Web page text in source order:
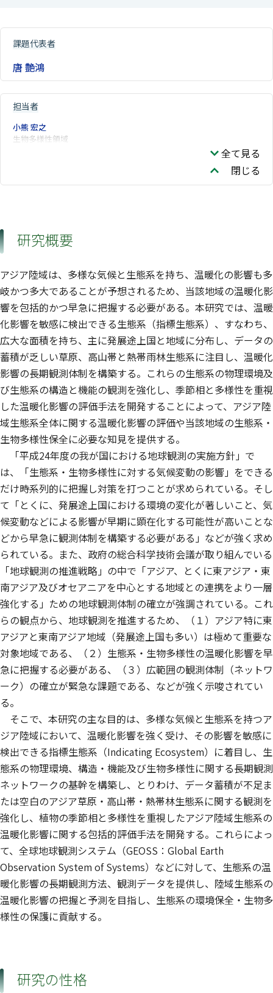
課題代表者
唐 艶鴻
担当者
小熊 宏之
生物多様性領域
全て見る
閉じる
研究概要
アジア陸域は、多様な気候と生態系を持ち、温暖化の影響も多
岐かつ多大であることが予想されるため、当該地域の温暖化影
響を包括的かつ早急に把握する必要がある。本研究では、温暖
化影響を敏感に検出できる生態系（指標生態系）、すなわち、
広大な面積を持ち、主に発展途上国と地域に分布し、データの
蓄積が乏しい草原、高山帯と熱帯雨林生態系に注目し、温暖化
影響の長期観測体制を構築する。これらの生態系の物理環境及
び生態系の構造と機能の観測を強化し、季節相と多様性を重視
した温暖化影響の評価手法を開発することによって、アジア陸
域生態系全体に関する温暖化影響の評価や当該地域の生態系・
生物多様性保全に必要な知見を提供する。
「平成24年度の我が国における地球観測の実施方針」で
は、「生態系・生物多様性に対する気候変動の影響」をできる
だけ時系列的に把握し対策を打つことが求められている。そし
て「とくに、発展途上国における環境の変化が著しいこと、気
候変動などによる影響が早期に顕在化する可能性が高いことな
どから早急に観測体制を構築する必要がある」などが強く求め
られている。また、政府の総合科学技術会議が取り組んでいる
「地球観測の推進戦略」の中で「アジア、とくに東アジア・東
南アジア及びオセアニアを中心とする地域との連携をより一層
強化する」ための地球観測体制の確立が強調されている。これ
らの観点から、地球観測を推進するため、（１）アジア特に東
アジアと東南アジア地域（発展途上国も多い）は極めて重要な
対象地域である、（２）生態系・生物多様性の温暖化影響を早
急に把握する必要がある、（３）広範囲の観測体制（ネットワ
ーク）の確立が緊急な課題である、などが強く示唆されてい
る。
そこで、本研究の主な目的は、多様な気候と生態系を持つア
ジア陸域において、温暖化影響を強く受け、その影響を敏感に
検出できる指標生態系（Indicating Ecosystem）に着目し、生
態系の物理環境、構造・機能及び生物多様性に関する長期観測
ネットワークの基幹を構築し、とりわけ、データ蓄積が不足ま
たは空白のアジア草原・高山帯・熱帯林生態系に関する観測を
強化し、植物の季節相と多様性を重視したアジア陸域生態系の
温暖化影響に関する包括的評価手法を開発する。これらによっ
て、全球地球観測システム（GEOSS：Global Earth
Observation System of Systems）などに対して、生態系の温
暖化影響の長期観測方法、観測データを提供し、陸域生態系の
温暖化影響の把握と予測を目指し、生態系の環境保全・生物多
様性の保護に貢献する。
研究の性格